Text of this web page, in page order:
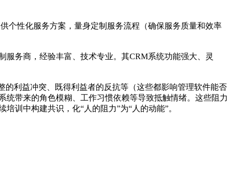
个性化服务方案，量身定制服务流程（确保服务质量和效率
务商，经验丰富、技术专业。其CRM系统功能强大、灵
利益冲突、既得利益者的反抗等（这些都影响管理软件能否
带来的角色模糊、工作习惯依赖等导致抵触情绪。这些阻力
训中构建共识，化“人的阻力”为“人的动能”。